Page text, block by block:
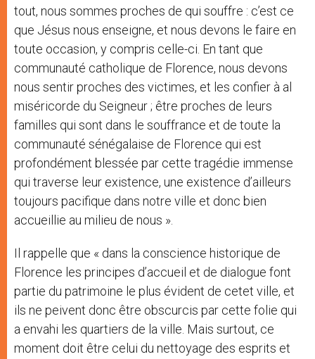
tout, nous sommes proches de qui souffre : c’est ce
que Jésus nous enseigne, et nous devons le faire en
toute occasion, y compris celle-ci. En tant que
communauté catholique de Florence, nous devons
nous sentir proches des victimes, et les confier à al
miséricorde du Seigneur ; être proches de leurs
familles qui sont dans le souffrance et de toute la
communauté sénégalaise de Florence qui est
profondément blessée par cette tragédie immense
qui traverse leur existence, une existence d’ailleurs
toujours pacifique dans notre ville et donc bien
accueillie au milieu de nous ».
Il rappelle que « dans la conscience historique de
Florence les principes d’accueil et de dialogue font
partie du patrimoine le plus évident de cetet ville, et
ils ne peivent donc être obscurcis par cette folie qui
a envahi les quartiers de la ville. Mais surtout, ce
moment doit être celui du nettoyage des esprits et